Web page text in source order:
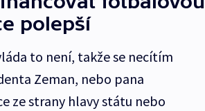
polepší
to není, takže se necítím
Zeman, nebo pana
ze strany hlavy státu nebo